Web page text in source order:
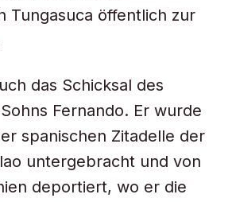
Tungasuca öffentlich zur
das Schicksal des
Fernando. Er wurde
spanischen Zitadelle der
untergebracht und von
deportiert, wo er die